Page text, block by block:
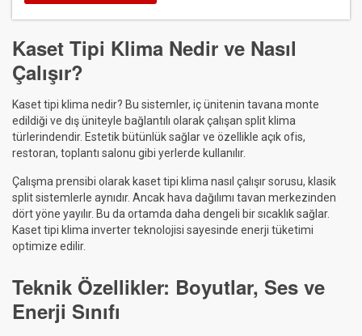
Kaset Tipi Klima Nedir ve Nasıl
Çalışır?
Kaset tipi klima nedir? Bu sistemler, iç ünitenin tavana monte
edildiği ve dış üniteyle bağlantılı olarak çalışan split klima
türlerindendir. Estetik bütünlük sağlar ve özellikle açık ofis,
restoran, toplantı salonu gibi yerlerde kullanılır.
Çalışma prensibi olarak kaset tipi klima nasıl çalışırsorusu, klasik
split sistemlerle aynıdır. Ancak hava dağılımı tavan merkezinden
dört yöne yayılır. Bu da ortamda daha dengeli bir sıcaklık sağlar.
Kaset tipi klima inverterteknolojisi sayesinde enerji tüketimi
optimize edilir.
Teknik Özellikler: Boyutlar, Ses ve
Enerji Sınıfı